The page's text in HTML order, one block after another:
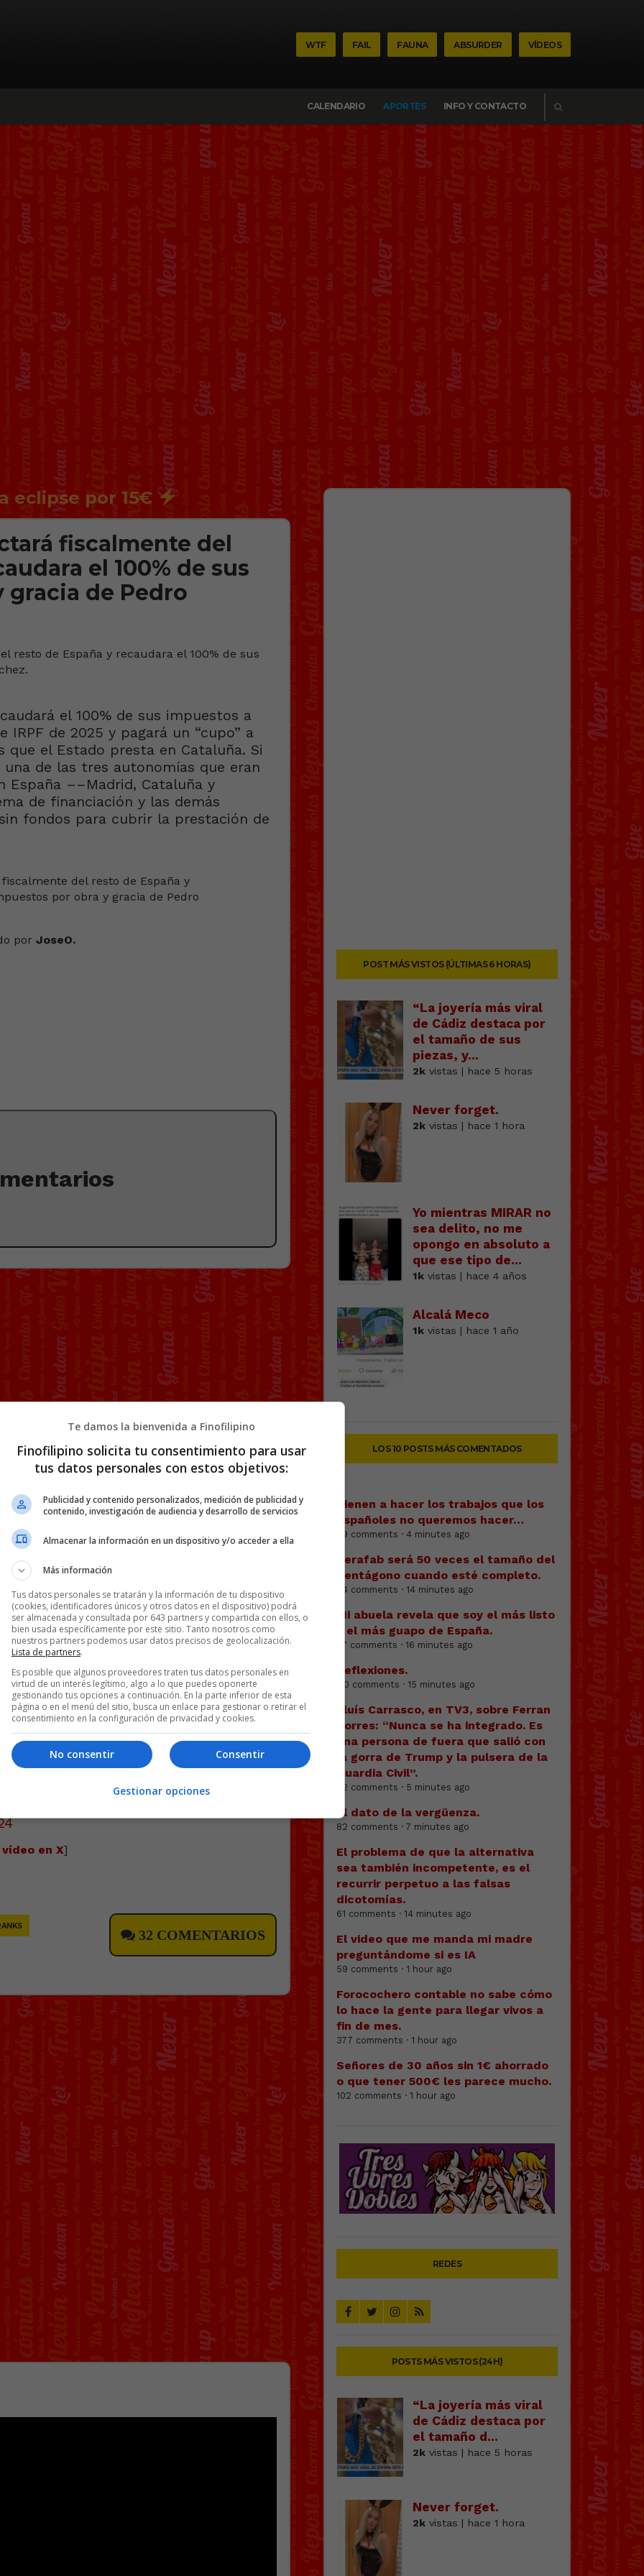
WTF FAIL FAUNA ABSURDER VÍDEOS
BUSCAR
CALENDARIO
APORTES INFO Y CONTACTO
eclipse por 15€
fiscalmente del
el 100% de sus
de Pedro
el 100% de sus impuestos a
IRPF de 2025 y pagará un “cupo” a
que el Estado presta en Cataluña. Si
de las tres autonomías que eran
España ––Madrid, Cataluña y
de financiación y las demás
fondos para cubrir la prestación de
por JoseO.
eclipse por 15€
para seguir viendo el
de la Eurocopa donde juega España
en X]
32 COMENTARIOS
POST MÁS VISTOS (ÚLTIMAS 6 HORAS)
“La joyería más viral
de Cádiz destaca por
el tamaño de sus
piezas, y...
2kvistas | hace 5 horas
Never forget.
2kvistas | hace 1 hora
Yo mientras MIRAR no
sea delito, no me
opongo en absoluto a
que ese tipo de...
1kvistas | hace 4 años
Alcalá Meco
1kvistas | hace 1 año
LOS 10 POSTS MÁS COMENTADOS
Vienen a hacer los trabajos que los
españoles no queremos hacer…
59 comments · 4 minutes ago
Terafab será 50 veces el tamaño del
Pentágono cuando esté completo.
84 comments · 14 minutes ago
Mi abuela revela que soy el más listo
y el más guapo de España.
47 comments · 16 minutes ago
Reflexiones.
110 comments · 15 minutes ago
Lluís Carrasco, en TV3, sobre Ferran
Torres: “Nunca se ha integrado. Es
una persona de fuera que salió con
la gorra de Trump y la pulsera de la
Guardia Civil”.
82 comments · 5 minutes ago
El dato de la vergüenza.
82 comments · 7 minutes ago
El problema de que la alternativa
sea también incompetente, es el
recurrir perpetuo a las falsas
dicotomías.
61 comments · 14 minutes ago
El video que me manda mi madre
preguntándome si es IA
59 comments · 1 hour ago
Forocochero contable no sabe cómo
lo hace la gente para llegar vivos a
fin de mes.
377 comments · 1 hour ago
Señores de 30 años sin 1€ ahorrado
o que tener 500€ les parece mucho.
102 comments · 1 hour ago
REDES
POSTS MÁS VISTOS (24H)
“La joyería más viral
de Cádiz destaca por
el tamaño d...
2kvistas | hace 5 horas
Never forget.
2kvistas | hace 1 hora
Te damos la bienvenida a Finofilipino
Finofilipino solicita tu consentimiento para usar
tus datos personales con estos objetivos:
Publicidad y contenido personalizados, medición de publicidad y
contenido, investigación de audiencia y desarrollo de servicios
Almacenar la información en un dispositivo y/o acceder a ella
Más información
Tus datos personales se tratarán y la información de tu dispositivo
(cookies, identificadores únicos y otros datos en el dispositivo) podrá
ser almacenada y consultada por 643 partners y compartida con ellos, o
bien usada específicamente por este sitio. Tanto nosotros como
nuestros partners podemos usar datos precisos de geolocalización.
Lista de partners.
Es posible que algunos proveedores traten tus datos personales en
virtud de un interés legítimo, algo a lo que puedes oponerte
gestionando tus opciones a continuación. En la parte inferior de esta
página o en el menú del sitio, busca un enlace para gestionar o retirar el
consentimiento en la configuración de privacidad y cookies.
Consentir
No consentir
Gestionar opciones